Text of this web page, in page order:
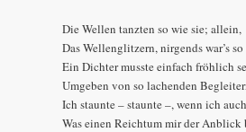
Die Wellen tanzten so wie sie; allein,
Das Wellenglitzern, nirgends war’s
Ein Dichter musste einfach fröhlich
Umgeben von so lachenden
Ich staunte – staunte –, wenn ich
Was einen Reichtum mir der Anblick